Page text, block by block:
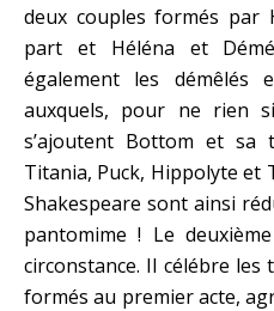
deux couples formés par
part et Héléna et
également les démêlés
auxquels, pour ne rien
s’ajoutent Bottom et sa
Titania, Puck, Hippolyte et
Shakespeare sont ainsi
pantomime ! Le
circonstance. Il célébre les
formés au premier acte,